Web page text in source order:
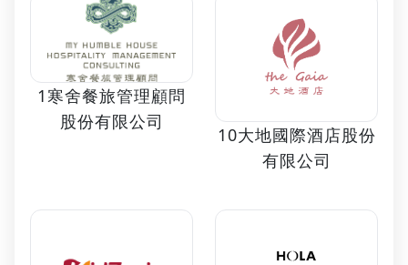
1寒舍餐旅管理顧問
股份有限公司
10大地國際酒店股份
有限公司